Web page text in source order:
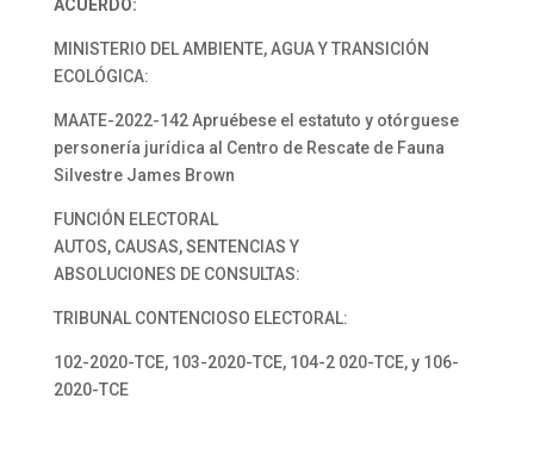
ACUERDO:
MINISTERIO DEL AMBIENTE, AGUA Y TRANSICIÓN
ECOLÓGICA:
MAATE-2022-142 Apruébese el estatuto y otórguese
personería jurídica al Centro de Rescate de Fauna
Silvestre James Brown
FUNCIÓN ELECTORAL
AUTOS, CAUSAS, SENTENCIAS Y
ABSOLUCIONES DE CONSULTAS:
TRIBUNAL CONTENCIOSO ELECTORAL:
102-2020-TCE, 103-2020-TCE, 104-2 020-TCE, y 106-
2020-TCE